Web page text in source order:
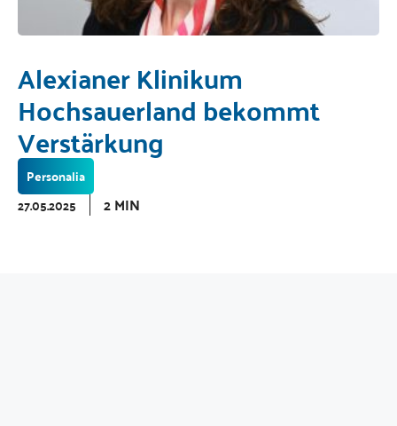
Alexianer Klinikum
Hochsauerland bekommt
Verstärkung
Personalia
27.05.2025
2 MIN